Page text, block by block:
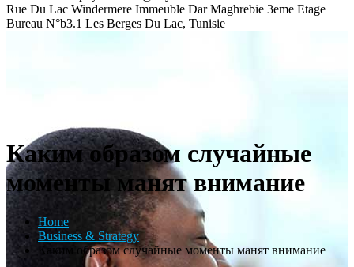
Rue Du Lac Windermere Immeuble Dar Maghrebie 3eme Etage
Bureau N°b3.1 Les Berges Du Lac, Tunisie
Каким образом случайные
моменты манят внимание
Home
Business & Strategy
Каким образом случайные моменты манят внимание